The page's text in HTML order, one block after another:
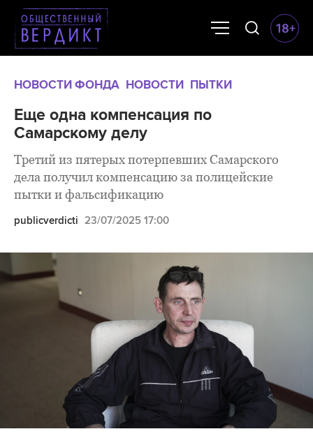
НОВОСТИ ФОНДА НОВОСТИ ПЫТКИ
Еще одна компенсация по
Самарскому делу
publicverdicti 23/07/2025 17:00
Третий из пятерых потерпевших Самарского
дела получил компенсацию за полицейские
пытки и фальсификацию